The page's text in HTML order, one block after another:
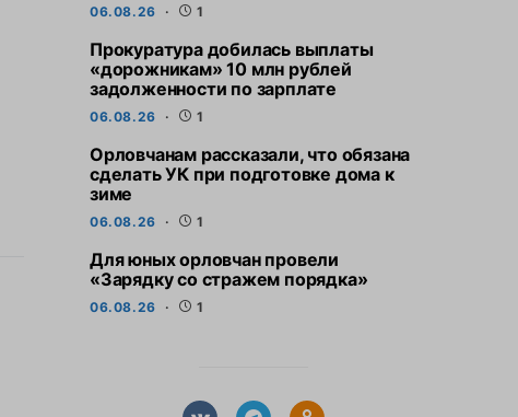
06.08.26 1
Прокуратура добилась выплаты
«дорожникам» 10 млн рублей
задолженности по зарплате
06.08.26 1
Орловчанам рассказали, что обязана
сделать УК при подготовке дома к
зиме
06.08.26 1
Для юных орловчан провели
«Зарядку со стражем порядка»
06.08.26 1